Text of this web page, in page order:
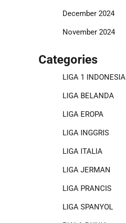
December 2024
November 2024
Categories
LIGA 1 INDONESIA
LIGA BELANDA
LIGA EROPA
LIGA INGGRIS
LIGA ITALIA
LIGA JERMAN
LIGA PRANCIS
LIGA SPANYOL